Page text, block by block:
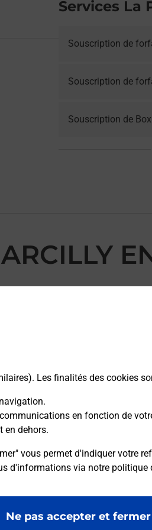
Les finalités des cookies
en fonction de
en dehors.
vous permet d'indiquer votre
d'informations via notre politique
Ne pas accepter et fermer
Services La
Souscription de
Souscription de
Souscription de
envoyer des
tout